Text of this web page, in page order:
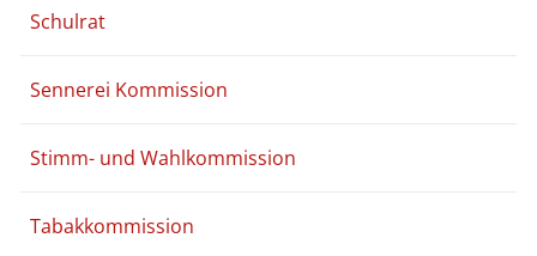
Schulrat
Sennerei Kommission
Stimm- und Wahlkommission
Tabakkommission